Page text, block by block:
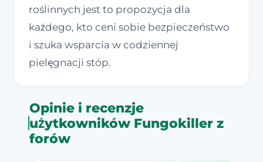
roślinnych jest to propozycja dla
każdego, kto ceni sobie bezpieczeństwo
i szuka wsparcia w codziennej
pielęgnacji stóp.
Opinie i recenzje
użytkowników Fungokiller z
forów